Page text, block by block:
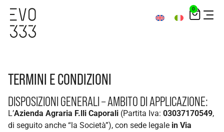
0
TERMINI E CONDIZIONI
DISPOSIZIONI GENERALI – AMBITO DI APPLICAZIONE:
L’Azienda Agraria F.lli Caporali (Partita Iva: 03037170549,
di seguito anche “la Società”), con sede legale in Via